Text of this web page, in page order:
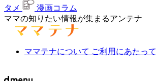
タメ
漫画コラム
ママの知りたい情報が集まるアンテナ
ママテナについて ご利用にあたって